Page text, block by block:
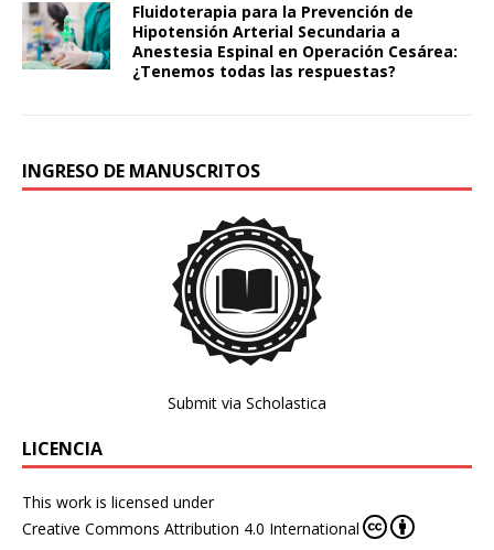
Fluidoterapia para la Prevención de
Hipotensión Arterial Secundaria a
Anestesia Espinal en Operación Cesárea:
¿Tenemos todas las respuestas?
INGRESO DE MANUSCRITOS
Submit via Scholastica
LICENCIA
This work is licensed under
Creative Commons Attribution 4.0 International